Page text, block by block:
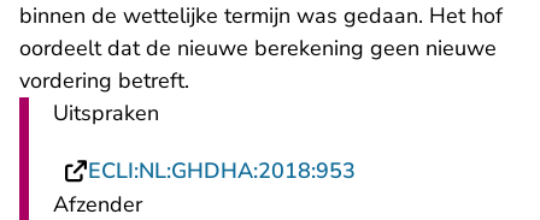
binnen de wettelijke termijn was gedaan. Het hof
oordeelt dat de nieuwe berekening geen nieuwe
vordering betreft.
Uitspraken
ECLI:NL:GHDHA:2018:953
Afzender